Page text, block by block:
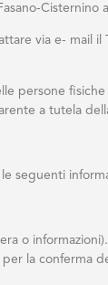
Cisternino
via e- mail il
persone
a tutela
seguenti
o
la conferma